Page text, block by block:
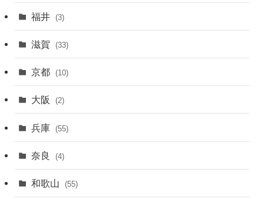
福井 (3)
滋賀 (33)
京都 (10)
大阪 (2)
兵庫 (55)
奈良 (4)
和歌山 (55)